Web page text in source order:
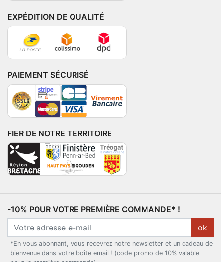
EXPÉDITION DE QUALITÉ
PAIEMENT SÉCURISÉ
FIER DE NOTRE TERRITOIRE
-10% POUR VOTRE PREMIÈRE COMMANDE* !
ok
*En vous abonnant, vous recevrez notre newsletter et un cadeau de
bienvenue dans votre boîte email ! (code promo de 10% valable